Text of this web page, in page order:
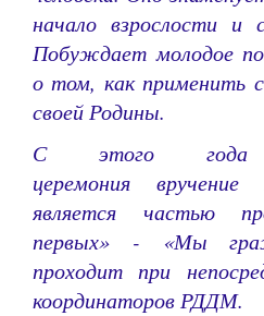
начало взрослости и
Побуждает молодое
о том, как применить
своей Родины.
С этого года
церемония вручение
является частью
первых» - «Мы
проходит при
координаторов РДДМ.